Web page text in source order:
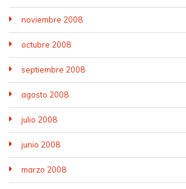
noviembre 2008
octubre 2008
septiembre 2008
agosto 2008
julio 2008
junio 2008
marzo 2008